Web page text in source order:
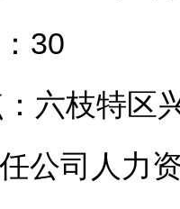
30
六枝特区
公司人力